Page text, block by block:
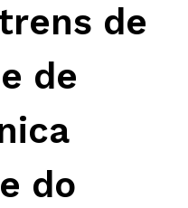
de
de
do